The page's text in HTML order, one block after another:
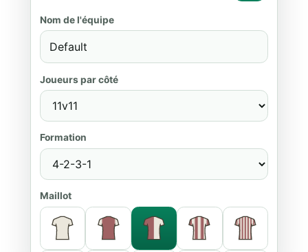
Nom de l'équipe
Joueurs par côté
Formation
Maillot